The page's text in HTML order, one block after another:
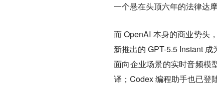
一个悬在头顶六年的法律达
而 OpenAI 本身的商业势头
新推出的 GPT-5.5 Instant
面向企业场景的实时音频模
译；Codex 编程助手也已登